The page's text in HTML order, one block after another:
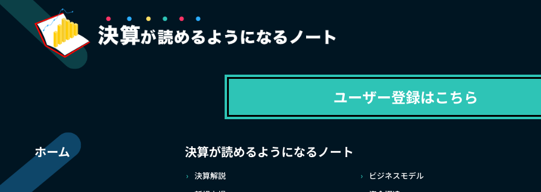
ユーザー登録はこちら
ホーム 決算が読めるようになるノート
決算解説
ビジネスモデル